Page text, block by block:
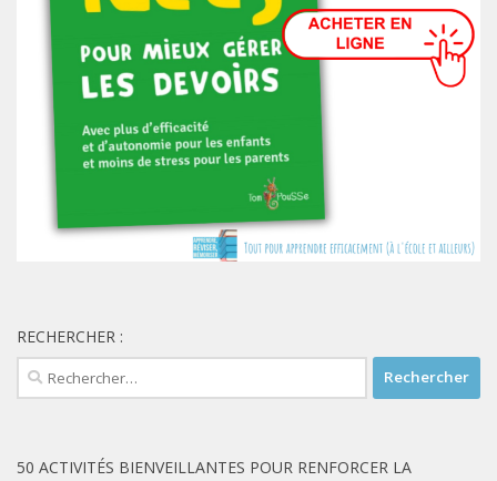
RECHERCHER :
Rechercher :
50 ACTIVITÉS BIENVEILLANTES POUR RENFORCER LA